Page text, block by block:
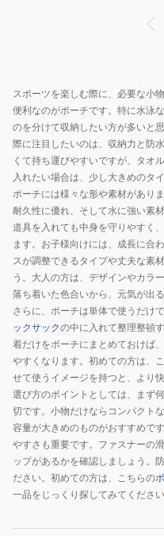
スポーツを楽しむ際に、必要な小
便利なのがポーチです。特に水泳
のを分けて収納したい方が多いと
際に注目したいのは、収納力と防
くて持ち運びやすいですが、タオ
入れたい場合は、少し大きめのタ
ポーチには様々な形や素材があり
耐久性に優れ、そして水に強い素
道具を入れても中身を守りやすく
ます。お子様向けには、成長に合
スが調整できるタイプや丈夫な素
う。大人の方は、デザインやカラ
落ち着いた色合いから、元気が出
さらに、ポーチは単体で使うだけ
ックサックの中に入れて整理整頓
着だけをポーチにまとめておけば
やすくなります。初めての方は、
せて使うイメージを持つと、より
選び方のポイントとしては、まず
切です。小物だけならコンパクト
容量が大きめのものがおすすめで
やすさも重要です。ファスナーの
ップがあるかを確認しましょう。
ださい。初めての方は、こちらの
一品をじっくり探してみてください